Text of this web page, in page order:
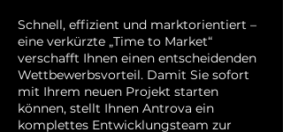
Schnell, effizient und marktorientiert –
eine verkürzte „Time to Market“
verschafft Ihnen einen entscheidenden
Wettbewerbsvorteil. Damit Sie sofort
mit Ihrem neuen Projekt starten
können, stellt Ihnen Antrova ein
komplettes Entwicklungsteam zur